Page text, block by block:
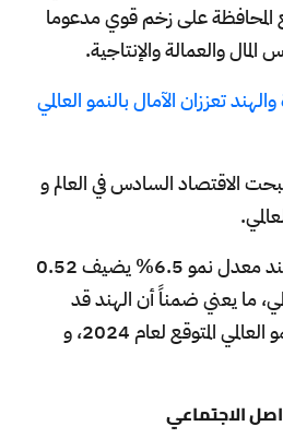
و2025، مع المحافظة على زخم قوي مدعوما
والعمالة والإنتاجية.
والهند تعززان الآمال بالنمو العالمي
الاقتصاد السادس في العالم و
كما أشار إلى أن تحقيق الهند معدل نمو 6.5% يضيف 0.52
ما يعني ضمناً أن الهند قد
تسهم بحصة كبيرة في النمو العالمي المتوقع لعام 2024، و
الاجتماعي